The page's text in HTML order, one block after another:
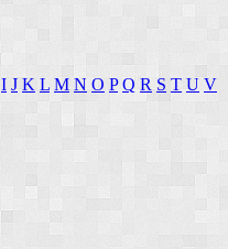
I J K L M N O P Q R S T U V